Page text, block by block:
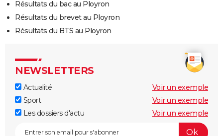
Résultats du bac au Ployron
Résultats du brevet au Ployron
Résultats du BTS au Ployron
NEWSLETTERS
Actualité
Voir un exemple
Sport
Voir un exemple
Les dossiers d'actu
Voir un exemple